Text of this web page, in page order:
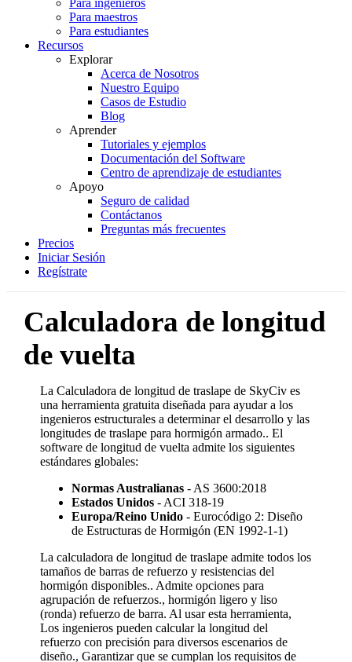
Para ingenieros
Para maestros
Para estudiantes
Recursos
Explorar
Acerca de Nosotros
Nuestro Equipo
Casos de Estudio
Blog
Aprender
Tutoriales y ejemplos
Documentación del Software
Centro de aprendizaje de estudiantes
Apoyo
Seguro de calidad
Contáctanos
Preguntas más frecuentes
Precios
Iniciar Sesión
Regístrate
Calculadora de longitud
de vuelta
La Calculadora de longitud de traslape de SkyCiv es
una herramienta gratuita diseñada para ayudar a los
ingenieros estructurales a determinar el desarrollo y las
longitudes de traslape para hormigón armado..El
software de longitud de vuelta admite los siguientes
estándares globales:
Normas Australianas- AS 3600:2018
Estados Unidos - ACI 318-19
Europa/Reino Unido - Eurocódigo 2: Diseño
de Estructuras de Hormigón (EN 1992-1-1)
La calculadora de longitud de traslape admite todos los
tamaños de barras de refuerzo y resistencias del
hormigón disponibles.. Admite opciones para
agrupación de refuerzos., hormigón ligero y liso
(ronda) refuerzo de barra. Al usar esta herramienta,
Los ingenieros pueden calcular la longitud del
refuerzo con precisión para diversos escenarios de
diseño., Garantizar que se cumplan los requisitos de